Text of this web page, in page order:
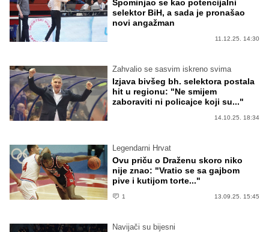
Spominjao se kao potencijalni
selektor BiH, a sada je pronašao
novi angažman
11.12.25. 14:30
Zahvalio se sasvim iskreno svima
Izjava bivšeg bh. selektora postala
hit u regionu: "Ne smijem
zaboraviti ni policajce koji su..."
14.10.25. 18:34
Legendarni Hrvat
Ovu priču o Draženu skoro niko
nije znao: "Vratio se sa gajbom
pive i kutijom torte..."
1 13.09.25. 15:45
Navijači su bijesni